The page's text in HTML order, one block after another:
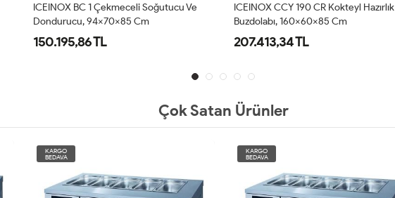
ICEINOX BC 1 Çekmeceli Soğutucu Ve
Dondurucu, 94x70x85 Cm
150.195,86 TL
ICEINOX CCY 190 CR Kokteyl Hazırlık
Buzdolabı, 160x60x85 Cm
207.413,34 TL
Çok Satan Ürünler
KARGO
BEDAVA
KARGO
BEDAVA